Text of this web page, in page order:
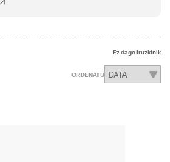
Ez dago iruzkinik
ORDENATU